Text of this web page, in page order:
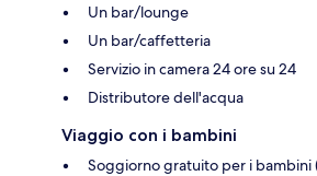
Un bar/lounge
Un bar/caffetteria
Servizio in camera 24 ore su 24
Distributore dell'acqua
Viaggio con i bambini
Soggiorno gratuito per i bambini